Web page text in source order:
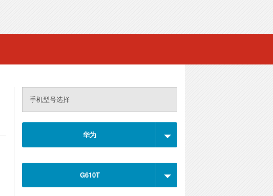
手机型号选择
华为
G610T